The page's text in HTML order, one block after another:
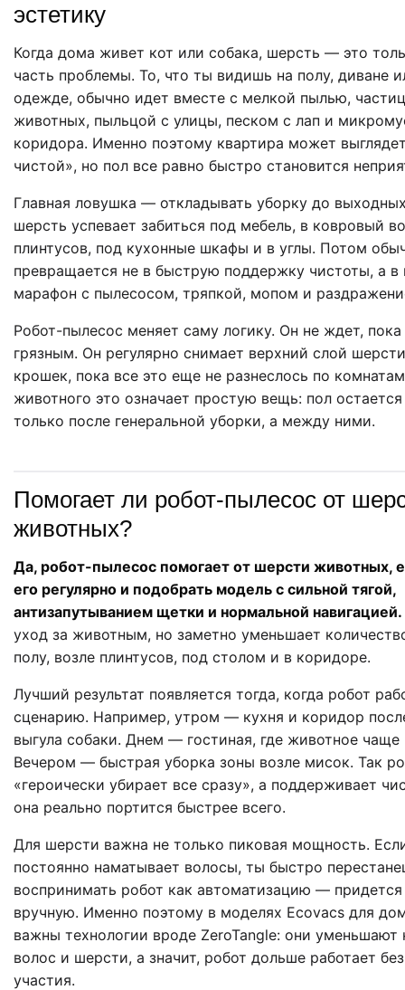
эстетику
Когда дома живет кот или собака, шерсть — это
часть проблемы. То, что ты видишь на полу, диване
одежде, обычно идет вместе с мелкой пылью,
животных, пыльцой с улицы, песком с лап и
коридора. Именно поэтому квартира может
чистой», но пол все равно быстро становится
Главная ловушка — откладывать уборку до
шерсть успевает забиться под мебель, в ковровый
плинтусов, под кухонные шкафы и в углы. Потом
превращается не в быструю поддержку чистоты, а в
марафон с пылесосом, тряпкой, мопом и
Робот-пылесос меняет саму логику. Он не ждет,
грязным. Он регулярно снимает верхний слой
крошек, пока все это еще не разнеслось по
животного это означает простую вещь: пол
только после генеральной уборки, а между ними.
Помогает ли робот-пылесос от
животных?
Да, робот-пылесос помогает от шерсти животных,
его регулярно и подобрать модель с сильной тягой,
антизапутыванием щетки и нормальной навигацией.
уход за животным, но заметно уменьшает
полу, возле плинтусов, под столом и в коридоре.
Лучший результат появляется тогда, когда робот
сценарию. Например, утром — кухня и коридор
выгула собаки. Днем — гостиная, где животное чаще
Вечером — быстрая уборка зоны возле мисок. Так
«героически убирает все сразу», а поддерживает
она реально портится быстрее всего.
Для шерсти важна не только пиковая мощность.
постоянно наматывает волосы, ты быстро
воспринимать робот как автоматизацию — придется
вручную. Именно поэтому в моделях Ecovacs для
важны технологии вроде ZeroTangle: они уменьшают
волос и шерсти, а значит, робот дольше работает
участия.